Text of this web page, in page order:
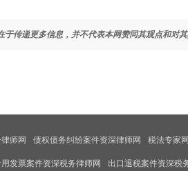
于传递更多信息，并不代表本网赞同其观点和对
师网 债权债务纠纷案件资深律师网 税法专家
发票案件资深税务律师网 出口退税案件资深税